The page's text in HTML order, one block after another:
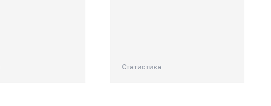
Статистика